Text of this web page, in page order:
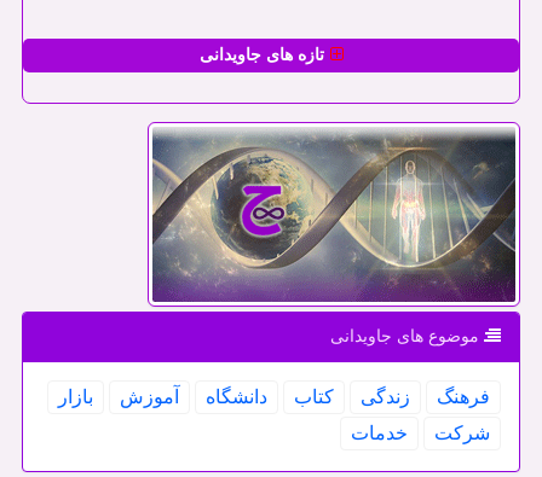
تازه های جاویدانی
موضوع های جاویدانی
فرهنگ زندگی كتاب دانشگاه آموزش
بازار
شركت
خدمات